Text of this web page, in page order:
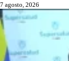
7 agosto, 2026